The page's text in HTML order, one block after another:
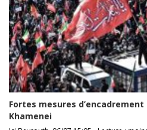
Fortes mesures
Khamenei